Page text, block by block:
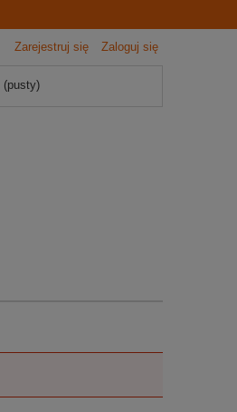
Zarejestruj się Zaloguj się
(pusty)